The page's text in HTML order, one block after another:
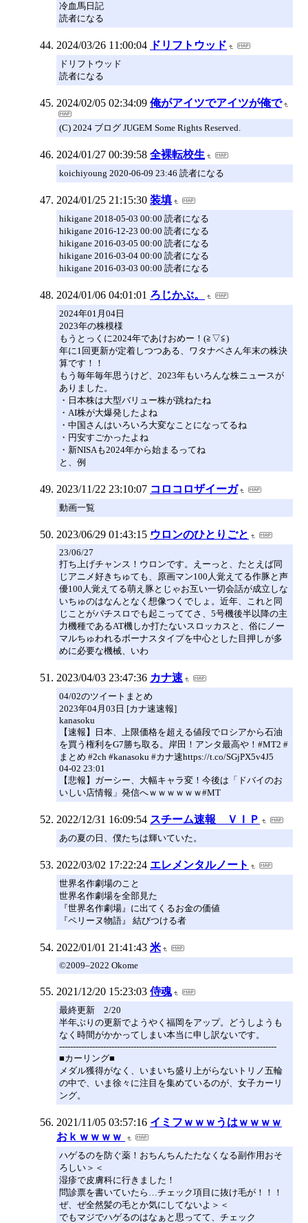
冷血馬日記
読者になる
2024/03/26 11:00:04 ドリフトウッド
ドリフトウッド
読者になる
2024/02/05 02:34:09 俺がアイツでアイツが俺で
(C) 2024 ブログ JUGEM Some Rights Reserved.
2024/01/27 00:39:58 全裸転校生
koichiyoung 2020-06-09 23:46 読者になる
2024/01/25 21:15:30 装填
hikigane 2018-05-03 00:00 読者になる
hikigane 2016-12-23 00:00 読者になる
hikigane 2016-03-05 00:00 読者になる
hikigane 2016-03-04 00:00 読者になる
hikigane 2016-03-03 00:00 読者になる
2024/01/06 04:01:01 ろじかぶ。
2024年01月04日
2023年の株模様
もうとっくに2024年であけおめー！(≧▽≦)
年に1回更新が定着しつつある、ワタナベさん年末の株決
算です！！
もう毎年毎年思うけど、2023年もいろんな株ニュースが
ありました。
・日本株は大型バリュー株が跳ねたね
・AI株が大爆発したよね
・中国さんはいろいろ大変なことになってるね
・円安すごかったよね
・新NISAも2024年から始まるってね
と、例
2023/11/22 23:10:07 コロコロザイーガ
動画一覧
2023/06/29 01:43:15 ウロンのひとりごと
23/06/27
打ち上げチャンス！ウロンです。えーっと、たとえば同
じアニメ好きちゅても、原画マン100人覚えてる作豚と声
優100人覚えてる萌え豚とじゃお互い一切会話が成立しな
いちゅのはなんとなく想像つくでしょ。近年、これと同
じことがパチスロでも起こっててさ、5号機後半以降の主
力機種であるAT機しか打たないスロッカスと、俗にノー
マルちゅわれるボーナスタイプを中心とした目押しが多
めに必要な機械、いわ
2023/04/03 23:47:36 カナ速
04/02のツイートまとめ
2023年04月03日 [カナ速速報]
kanasoku
【速報】日本、上限価格を超える値段でロシアから石油
を買う権利をG7勝ち取る。岸田！アンタ最高や！#MT2 #
まとめ #2ch #kanasoku #カナ速https://t.co/SGjPX5v4J5
04-02 23:01
【悲報】ガーシー、大幅キャラ変！今後は「ドバイのお
いしい店情報」発信へｗｗｗｗｗｗ#MT
2022/12/31 16:09:54 スチーム速報 ＶＩＰ
あの夏の日、僕たちは輝いていた。
2022/03/02 17:22:24 エレメンタルノート
世界名作劇場のこと
世界名作劇場を全部見た
『世界名作劇場』に出てくるお金の価値
『ペリーヌ物語』 結びつける者
2022/01/01 21:41:43 米
©2009–2022 Okome
2021/12/20 15:23:03 侍魂
最終更新 2/20
半年ぶりの更新でようやく福岡をアップ。どうしようも
なく時間がかかってしまい本当に申し訳ないです。
-------------------------------------------------------------------------------
■カーリング■
メダル獲得がなく、いまいち盛り上がらないトリノ五輪
の中で、いま徐々に注目を集めているのが、女子カーリ
ング。
2021/11/05 03:57:16 イミフｗｗｗうはｗｗｗｗ
おｋｗｗｗｗ
ハゲるのを防ぐ薬！おちんちんたたなくなる副作用おそ
ろしい＞＜
湿疹で皮膚科に行きました！
問診票を書いていたら…チェック項目に抜け毛が！！！
ぜ、ぜ全然髪の毛とか気にしてないよ＞＜
でもマジでハゲるのはなぁと思ってて、チェック